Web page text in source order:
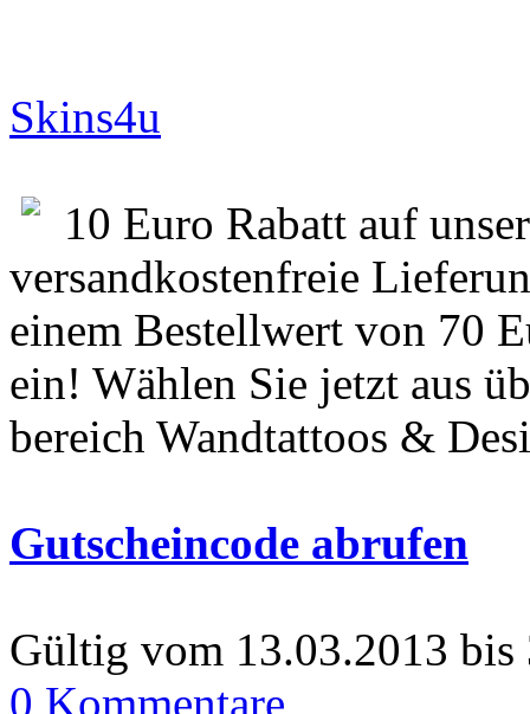
Skins4u
10 Euro Rabatt auf
versandkostenfreie
einem Bestellwert von 70
ein! Wählen Sie jetzt aus
bereich Wandtattoos &
Gutscheincode abrufen
Gültig vom 13.03.2013 bis
0 Kommentare